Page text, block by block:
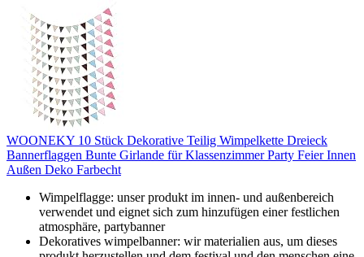
WOONEKY 10 Stück Dekorative Teilig Wimpelkette Dreieck
Bannerflaggen Bunte Girlande für Klassenzimmer Party Feier Innen
Außen Deko Farbecht
Wimpelflagge: unser produkt im innen- und außenbereich
verwendet und eignet sich zum hinzufügen einer festlichen
atmosphäre, partybanner
Dekoratives wimpelbanner: wir materialien aus, um dieses